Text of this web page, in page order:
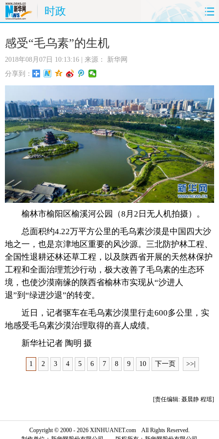
时政
首页 时政
娱乐 体育
时尚 思客 地方 法治
港澳 台湾 华人 汽车
科技 能源 房产 公司
图片 彩票 食品
旅游 信息化 数据
金融 公益 军事 无人机
富媒体 摄影 新华广播
新华电视中文 新华电视英文 返回PC
感受“毛乌素”的生机
2018年08月07日 10:13:16 | 来源： 新华网
分享到：
榆林市榆阳区榆溪河公园（8月2日无人机拍摄）。
总面积约4.22万平方公里的毛乌素沙漠是中国四大沙
地之一，也是京津地区重要的风沙源。三北防护林工程、
全国性退耕还林还草工程，以及陕西省开展的天然林保护
工程和全面治理荒沙行动，极大改善了毛乌素的生态环
境，也使沙漠南缘的陕西省榆林市实现从“沙进人
退”到“绿进沙退”的转变。
近日，记者驱车在毛乌素沙漠里行走600多公里，实
地感受毛乌素沙漠治理取得的喜人成绩。
新华社记者 陶明 摄
1 2 3 4 5 6 7 8 9 10 下一页 >>|
[责任编辑: 聂晨静 程瑶]
Copyright © 2000 - 2026 XINHUANET.com All Rights Reserved.